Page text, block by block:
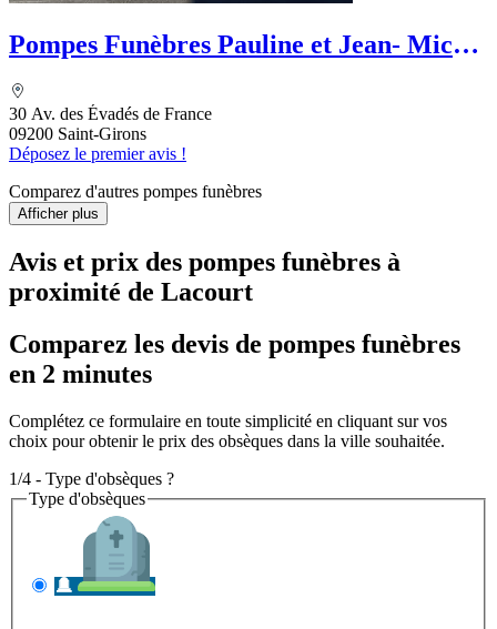
Pompes Funèbres Pauline et Jean- Michel
30 Av. des Évadés de France
09200 Saint-Girons
Déposez le premier avis !
Comparez d'autres pompes funèbres
Afficher plus
Avis et prix des pompes funèbres à
proximité de Lacourt
Comparez les devis de pompes funèbres
en 2 minutes
Complétez ce formulaire en toute simplicité en cliquant sur vos
choix pour obtenir le prix des obsèques dans la ville souhaitée.
1/4 - Type d'obsèques ?
Type d'obsèques